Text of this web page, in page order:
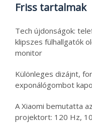
Friss tartalmak
Tech újdonságok:
klipszes fülhallgatók
monitor
Különleges dizájnt,
exponálógombot
A Xiaomi bemutatta
projektort: 120 Hz,